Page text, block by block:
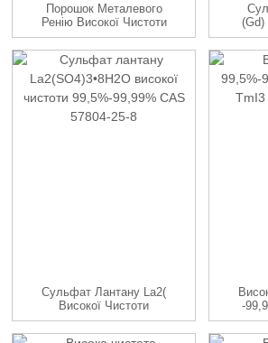
Порошок Металевого
Ренію Високої Чистоти
4n-5n
(Gd)
Сульфат Лантану La2(
Високої Чистоти
99,5%-99,99%...
-